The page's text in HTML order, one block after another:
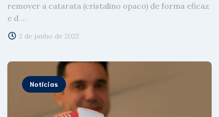
remover a catarata (cristalino opaco) de forma eficaz
e d …
2 de junho de 2022
Notícias